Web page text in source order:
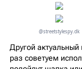
@streetstylespy.dk
Другой актуальный
раз советуем